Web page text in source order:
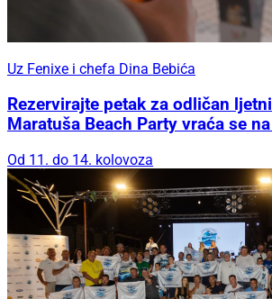
Uz Fenixe i chefa Dina Bebića
Rezervirajte petak za odličan
Maratuša Beach Party vraća se
Od 11. do 14. kolovoza